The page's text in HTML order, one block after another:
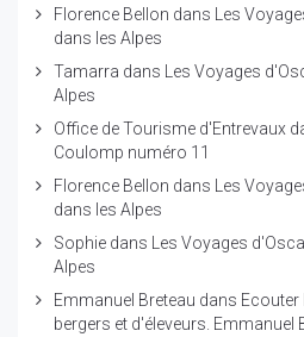
Florence Bellon dans
Les
dans les Alpes
Tamarra dans
Les Voyages
Alpes
Office de Tourisme d'Entrevaux
Coulomp numéro 11
Florence Bellon dans
Les
dans les Alpes
Sophie dans
Les Voyages
Alpes
Emmanuel Breteau dans Ecouter
bergers et d'éleveurs. Emmanuel